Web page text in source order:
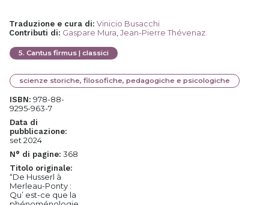
Traduzione e cura di: Vinicio Busacchi
Contributi di: Gaspare Mura Jean-Pierre Thévenaz
5. Cantus firmus | classici
scienze storiche, filosofiche, pedagogiche e psicologiche
ISBN: 978-88-
9295-963-7
Data di
pubblicazione:
set 2024
N° di pagine: 368
Titolo originale:
“De Husserl à
Merleau-Ponty :
Qu’ est-ce que la